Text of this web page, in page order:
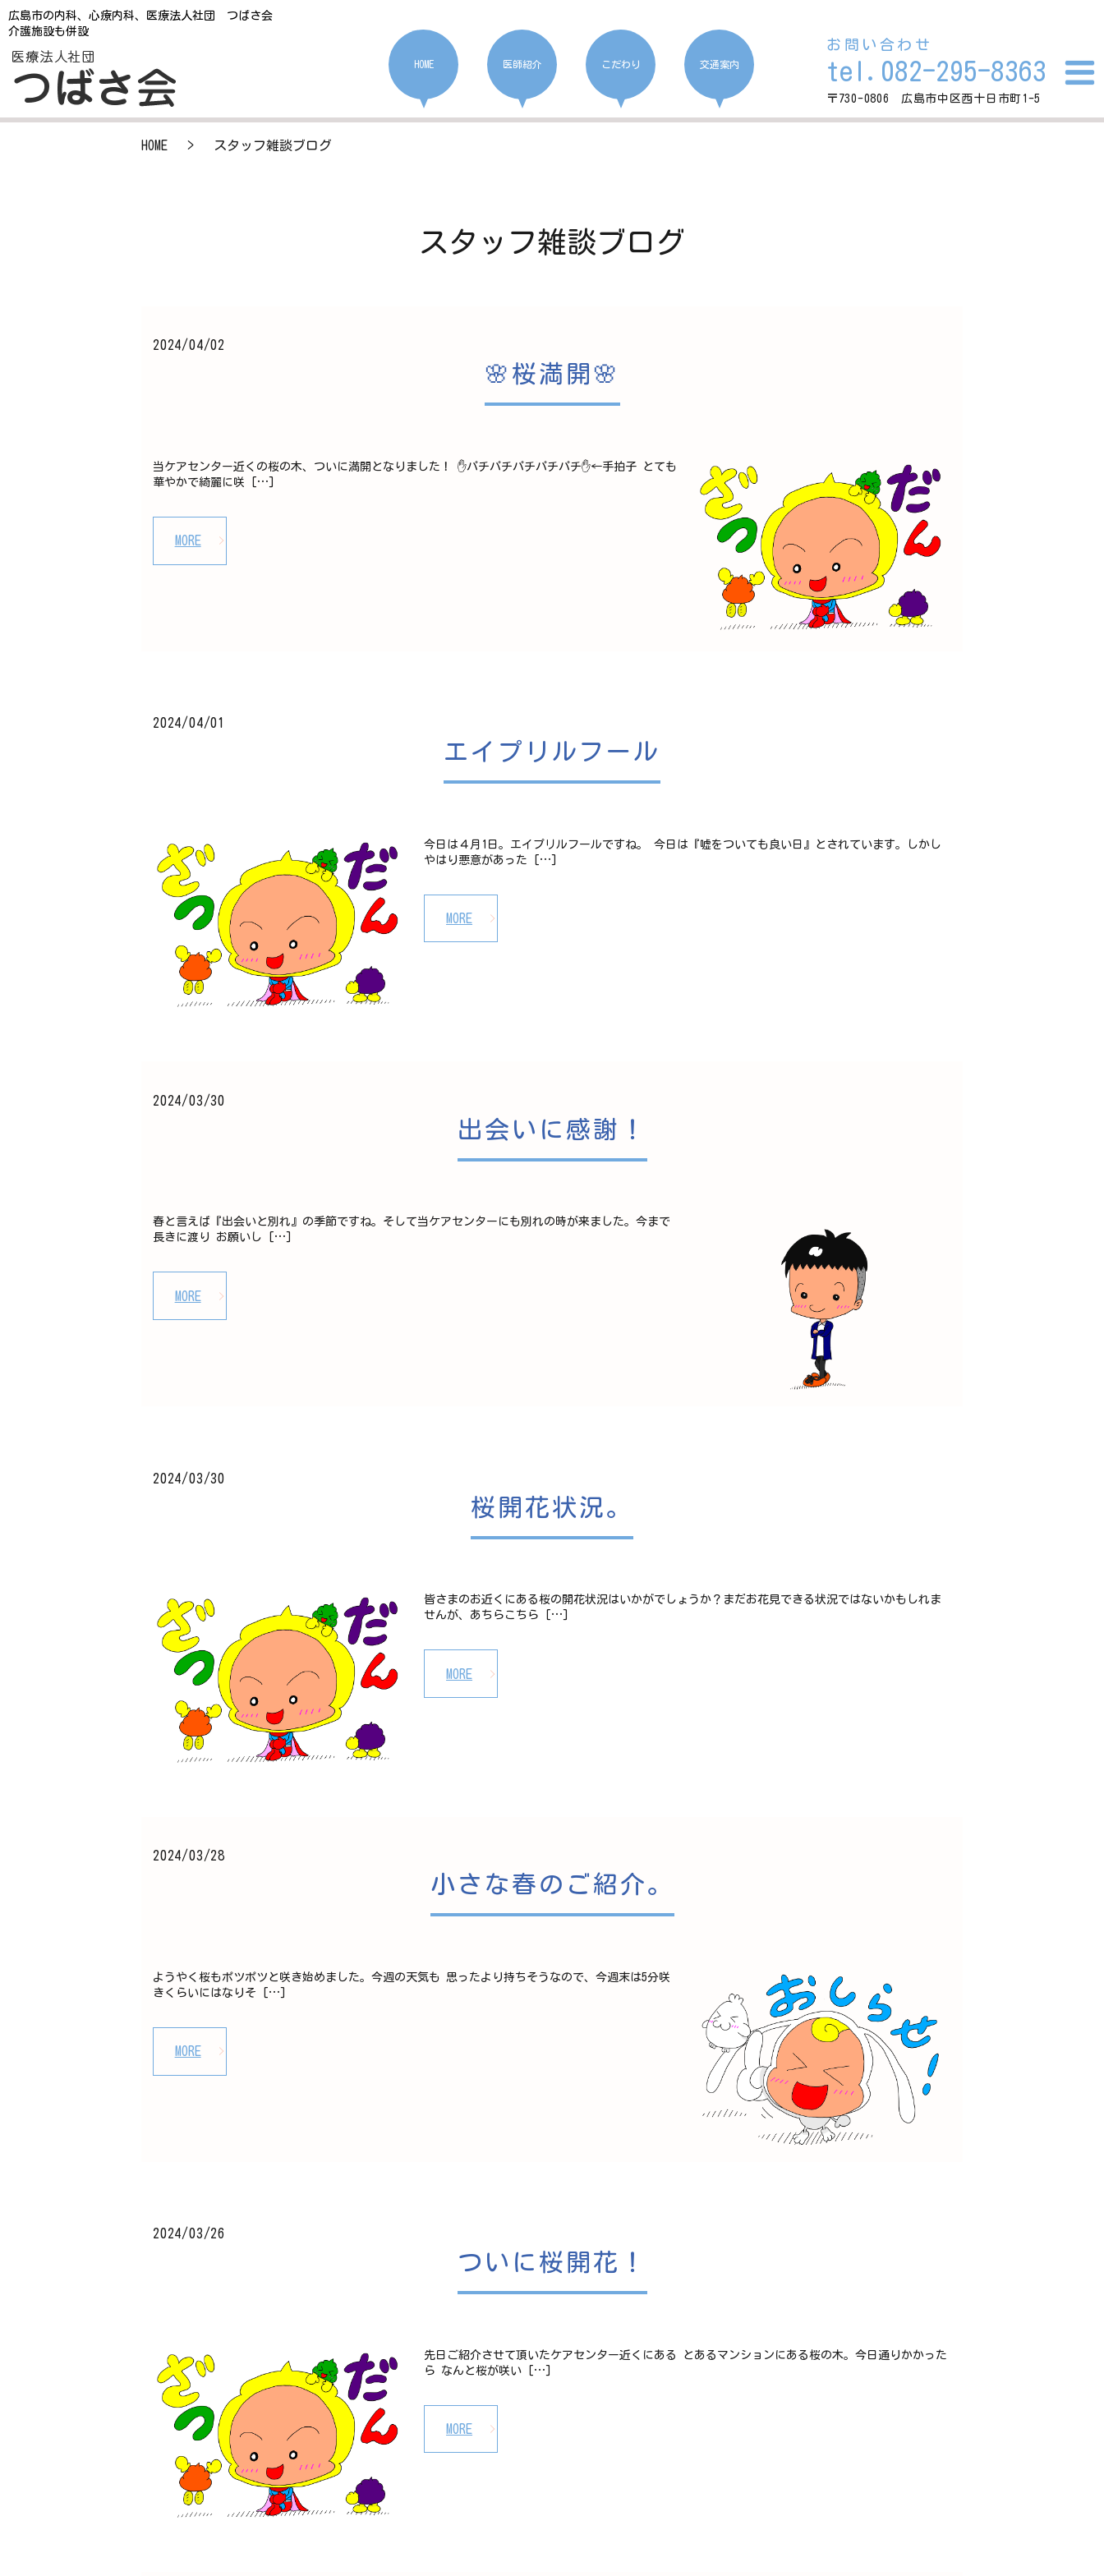
広島市の内科、心療内科、医療法人社団 つばさ会
介護施設も併設
HOME 医師紹介 こだわり 交通案内
お問い合わせ
tel.082-295-8363
〒730-0806 広島市中区西十日市町1-5
HOME スタッフ雑談ブログ
スタッフ雑談ブログ
2024/04/02
🌸桜満開🌸
当ケアセンター近くの桜の木、ついに満開となりました！ ✋パチパチパチパチパチ✋←手拍子 とても
華やかで綺麗に咲 […]
MORE
2024/04/01
エイプリルフール
今日は４月1日。エイプリルフールですね。 今日は『嘘をついても良い日』とされています。しかし
やはり悪意があった […]
MORE
2024/03/30
出会いに感謝！
春と言えば『出会いと別れ』の季節ですね。そして当ケアセンターにも別れの時が来ました。今まで
長きに渡り お願いし […]
MORE
2024/03/30
桜開花状況。
皆さまのお近くにある桜の開花状況はいかがでしょうか？まだお花見できる状況ではないかもしれま
せんが、あちらこちら […]
MORE
2024/03/28
小さな春のご紹介。
ようやく桜もポツポツと咲き始めました。今週の天気も 思ったより持ちそうなので、今週末は5分咲
きくらいにはなりそ […]
MORE
2024/03/26
ついに桜開花！
先日ご紹介させて頂いたケアセンター近くにある とあるマンションにある桜の木。今日通りかかった
ら なんと桜が咲い […]
MORE